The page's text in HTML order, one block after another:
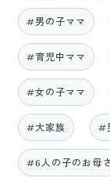
#男の子ママ
#育児中ママ
#女の子ママ
#大家族 #
#6人の子のお母